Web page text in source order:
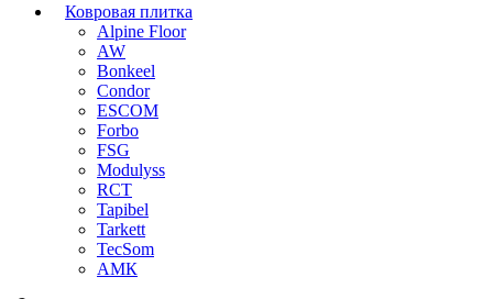
Ковровая плитка
Alpine Floor
AW
Bonkeel
Condor
ESCOM
Forbo
FSG
Modulyss
RCT
Tapibel
Tarkett
TecSom
АМК